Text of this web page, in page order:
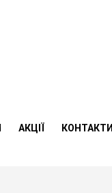
АКЦІЇ КОНТАКТИ